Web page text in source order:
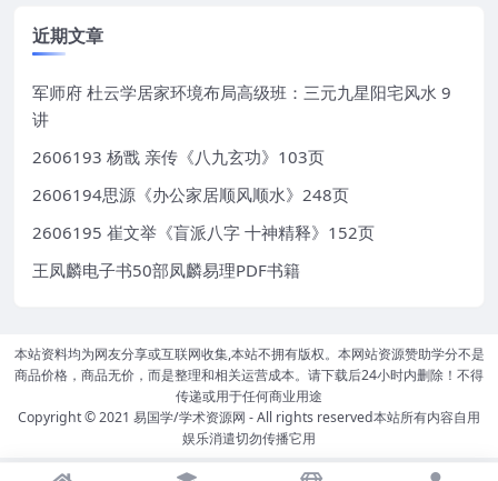
近期文章
军师府 杜云学居家环境布局高级班：三元九星阳宅风水 9
讲
2606193 杨戬 亲传《八九玄功》103页
2606194思源《办公家居顺风顺水》248页
2606195 崔文举《盲派八字 十神精释》152页
王凤麟电子书50部凤麟易理PDF书籍
本站资料均为网友分享或互联网收集,本站不拥有版权。本网站资源赞助学分不是
商品价格，商品无价，而是整理和相关运营成本。请下载后24小时内删除！不得
传递或用于任何商业用途
Copyright © 2021 易国学/学术资源网 - All rights reserved本站所有内容自用
娱乐消遣切勿传播它用